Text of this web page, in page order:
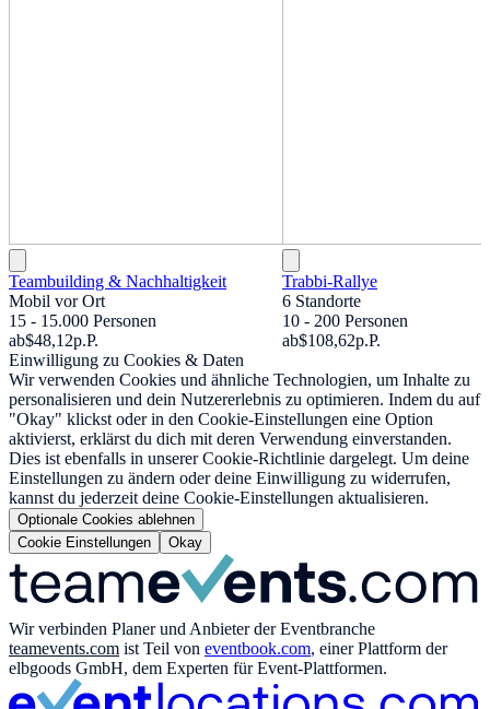
Teambuilding & Nachhaltigkeit
Mobil vor Ort
15 - 15.000 Personen
ab$48,12p.P.
Trabbi-Rallye
6 Standorte
10 - 200 Personen
ab$108,62p.P.
Einwilligung zu Cookies & Daten
Wir verwenden Cookies und ähnliche Technologien, um Inhalte zu
personalisieren und dein Nutzererlebnis zu optimieren. Indem du auf
"Okay" klickst oder in den Cookie-Einstellungen eine Option
aktivierst, erklärst du dich mit deren Verwendung einverstanden.
Dies ist ebenfalls in unserer Cookie-Richtlinie dargelegt. Um deine
Einstellungen zu ändern oder deine Einwilligung zu widerrufen,
kannst du jederzeit deine Cookie-Einstellungen aktualisieren.
Optionale Cookies ablehnen
Cookie Einstellungen
Okay
Wir verbinden Planer und Anbieter der Eventbranche
teamevents.com ist Teil von eventbook.com, einer Plattform der
elbgoods GmbH, dem Experten für Event-Plattformen.